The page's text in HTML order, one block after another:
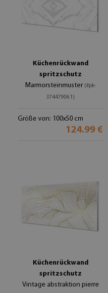
Küchenrückwand
spritzschutz
Marmorsteinmuster (#pk-
374479061)
Größe von: 100x50 cm
124.99 €
Küchenrückwand
spritzschutz
Vintage abstraktion pierre